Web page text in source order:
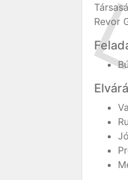
Revor